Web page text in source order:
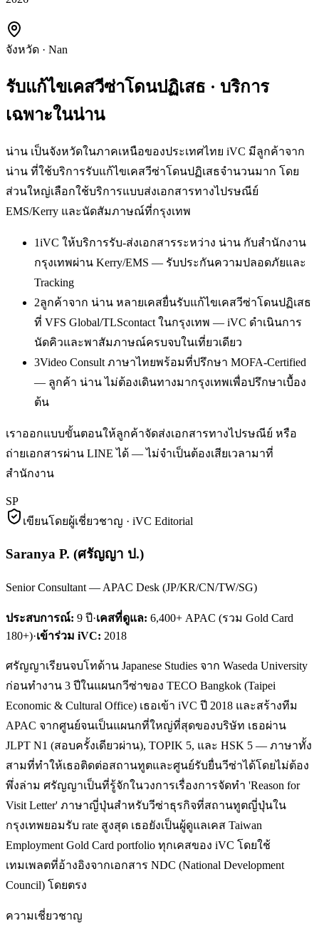
จังหวัด · Nan
รับแก้ไขเคสวีซ่าโดนปฏิเสธ · บริการ
เฉพาะในน่าน
น่าน เป็นจังหวัดในภาคเหนือของประเทศไทย iVC มีลูกค้าจาก
น่าน ที่ใช้บริการรับแก้ไขเคสวีซ่าโดนปฏิเสธจำนวนมาก โดย
ส่วนใหญ่เลือกใช้บริการแบบส่งเอกสารทางไปรษณีย์
EMS/Kerry และนัดสัมภาษณ์ที่กรุงเทพ
1iVC ให้บริการรับ-ส่งเอกสารระหว่าง น่าน กับสำนักงาน
กรุงเทพผ่าน Kerry/EMS — รับประกันความปลอดภัยและ
Tracking
2ลูกค้าจาก น่าน หลายเคสยื่นรับแก้ไขเคสวีซ่าโดนปฏิเสธ
ที่ VFS Global/TLScontact ในกรุงเทพ — iVC ดำเนินการ
นัดคิวและพาสัมภาษณ์ครบจบในเที่ยวเดียว
3Video Consult ภาษาไทยพร้อมที่ปรึกษา MOFA-Certified
— ลูกค้า น่าน ไม่ต้องเดินทางมากรุงเทพเพื่อปรึกษาเบื้อง
ต้น
เราออกแบบขั้นตอนให้ลูกค้าจัดส่งเอกสารทางไปรษณีย์ หรือ
ถ่ายเอกสารผ่าน LINE ได้ — ไม่จำเป็นต้องเสียเวลามาที่
สำนักงาน
SP
เขียนโดยผู้เชี่ยวชาญ · iVC Editorial
Saranya P. (ศรัญญา ป.)
Senior Consultant — APAC Desk (JP/KR/CN/TW/SG)
ประสบการณ์: 9 ปี·เคสที่ดูแล: 6,400+ APAC (รวม Gold Card
180+)·เข้าร่วม iVC: 2018
ศรัญญาเรียนจบโทด้าน Japanese Studies จาก Waseda University
ก่อนทำงาน 3 ปีในแผนกวีซ่าของ TECO Bangkok (Taipei
Economic & Cultural Office) เธอเข้า iVC ปี 2018 และสร้างทีม
APAC จากศูนย์จนเป็นแผนกที่ใหญ่ที่สุดของบริษัท เธอผ่าน
JLPT N1 (สอบครั้งเดียวผ่าน), TOPIK 5, และ HSK 5 — ภาษาทั้ง
สามที่ทำให้เธอติดต่อสถานทูตและศูนย์รับยื่นวีซ่าได้โดยไม่ต้อง
พึ่งล่าม ศรัญญาเป็นที่รู้จักในวงการเรื่องการจัดทำ 'Reason for
Visit Letter' ภาษาญี่ปุ่นสำหรับวีซ่าธุรกิจที่สถานทูตญี่ปุ่นใน
กรุงเทพยอมรับ rate สูงสุด เธอยังเป็นผู้ดูแลเคส Taiwan
Employment Gold Card portfolio ทุกเคสของ iVC โดยใช้
เทมเพลตที่อ้างอิงจากเอกสาร NDC (National Development
Council) โดยตรง
ความเชี่ยวชาญ